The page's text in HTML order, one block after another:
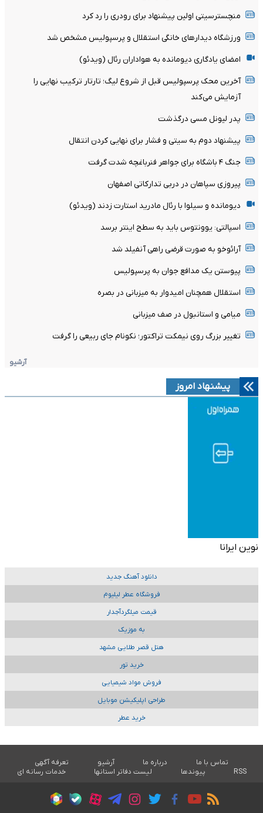
منچسترسیتی اولین پیشنهاد برای رودری را رد کرد
ورزشگاه دیدارهای خانگی استقلال و پرسپولیس مشخص شد
امضای یادگاری دیومانده به هواداران رئال (ویدئو)
آخرین محک پرسپولیس قبل از شروع لیگ؛ تارتار ترکیب نهایی را
آزمایش می‌کند
پدر لیونل مسی درگذشت
پیشنهاد دوم به سیتی و فشار برای نهایی کردن انتقال
جنگ ۴ باشگاه برای جواهر فنرباغچه شدت گرفت
پیروزی سپاهان در دربی تدارکاتی اصفهان
دیومانده و سیلوا با رئال مادرید استارت زدند (ویدئو)
اسپالتی: یوونتوس باید به سطح اینتر برسد
آرائوخو به صورت قرضی راهی آنفیلد شد
پیوستن یک مدافع جوان به پرسپولیس
استقلال همچنان امیدوار به میزبانی در بصره
میامی و استانبول در صف میزبانی
تغییر بزرگ روی نیمکت تراکتور؛ نکونام جای ربیعی را گرفت
آرشیو
پیشنهاد امروز
نوین ایرانا
دانلود آهنگ جدید
فروشگاه عطر لیلیوم
قیمت میلگردآجدار
به موزیک
هتل قصر طلایی مشهد
خرید تور
فروش مواد شیمیایی
طراحی اپلیکیشن موبایل
خرید عطر
تماس با ما درباره ما آرشیو
تعرفه آگهی
RSS
پیوندها لیست دفاتر استانها خدمات رسانه ای